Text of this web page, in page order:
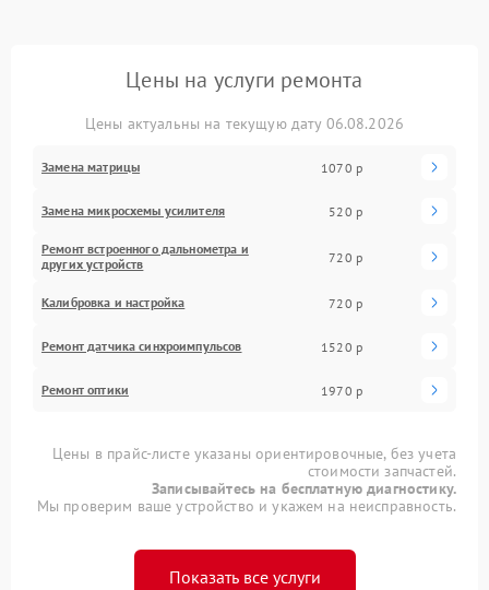
Цены на услуги ремонта
Цены актуальны на текущую дату 06.08.2026
Замена матрицы 1070 р
Замена микросхемы усилителя 520 р
Ремонт встроенного дальнометра и
других устройств
720 р
Калибровка и настройка 720 р
Ремонт датчика синхроимпульсов 1520 р
Ремонт оптики 1970 р
Цены в прайс-листе указаны ориентировочные, без учета
стоимости запчастей.
Записывайтесь на бесплатную диагностику.
Мы проверим ваше устройство и укажем на неисправность.
Показать все услуги